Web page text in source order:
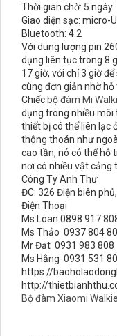
Thời gian chờ: 5 ngày
Giao diện sạc: micro-
Bluetooth: 4.2
Với dung lượng pin
dụng liên tục trong 8
17 giờ, với chỉ 3 giờ
cùng đơn giản nhờ hỗ
Chiếc bộ đàm Mi
dụng trong nhiều môi
thiết bị có thể liên lạc
thông thoán như
cao tần, nó có thể hỗ
nơi có nhiều vật cảng
Công Ty Anh Thư
ĐC: 326 Điện biên
Điện Thoại
Ms Loan 0898 917
Ms Thảo 0937 804
Mr Đạt 0931 983 808
Ms Hằng 0931 531
https://
http://
Bộ đàm Xiaomi